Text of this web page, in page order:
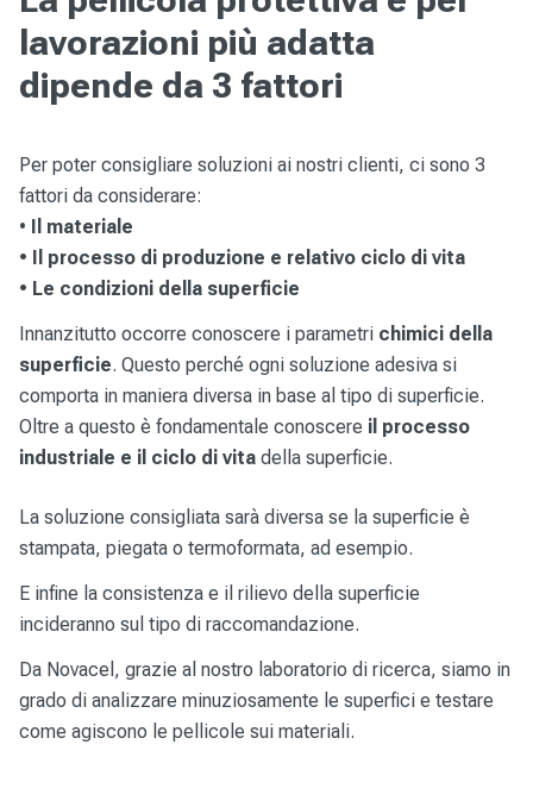
lavorazioni più adatta
dipende da 3 fattori
Per poter consigliare soluzioni ai nostri clienti, ci sono 3
fattori da considerare:
• Il materiale
• Il processo di produzione e relativo ciclo di vita
• Le condizioni della superficie
Innanzitutto occorre conoscere i parametri chimici della
superficie. Questo perché ogni soluzione adesiva si
comporta in maniera diversa in base al tipo di superficie.
Oltre a questo è fondamentale conoscere il processo
industriale e il ciclo di vita della superficie.
La soluzione consigliata sarà diversa se la superficie è
stampata, piegata o termoformata, ad esempio.
E infine la consistenza e il rilievo della superficie
incideranno sul tipo di raccomandazione.
Da Novacel, grazie al nostro laboratorio di ricerca, siamo in
grado di analizzare minuziosamente le superfici e testare
come agiscono le pellicole sui materiali.